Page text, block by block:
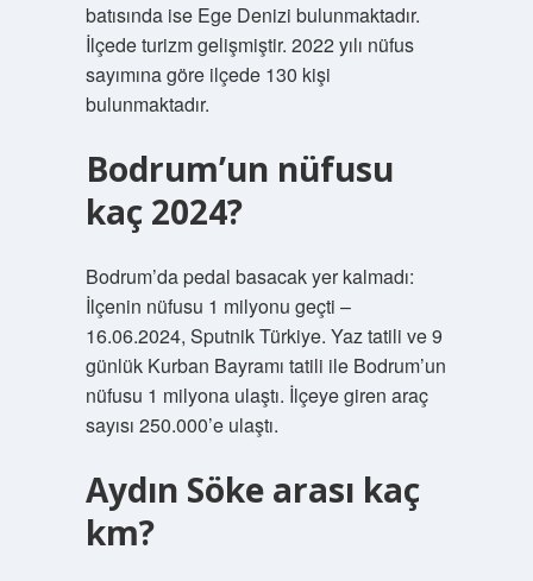
batısında ise Ege Denizi bulunmaktadır.
İlçede turizm gelişmiştir. 2022 yılı nüfus
sayımına göre ilçede 130 kişi
bulunmaktadır.
Bodrum’un nüfusu
kaç 2024?
Bodrum’da pedal basacak yer kalmadı:
İlçenin nüfusu 1 milyonu geçti –
16.06.2024, Sputnik Türkiye. Yaz tatili ve 9
günlük Kurban Bayramı tatili ile Bodrum’un
nüfusu 1 milyona ulaştı. İlçeye giren araç
sayısı 250.000’e ulaştı.
Aydın Söke arası kaç
km?